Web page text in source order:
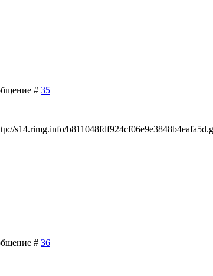
# 35
s14.rimg.info/
# 36